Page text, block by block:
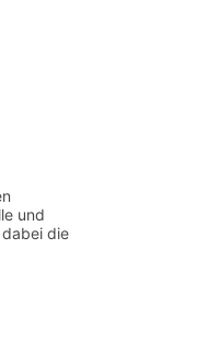
und
die